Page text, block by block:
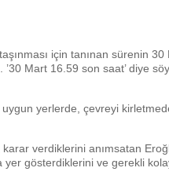
için tanınan sürenin 30
Mart 16.59 son saat’ diye
uygun yerlerde, çevreyi
verdiklerini anımsatan
gösterdiklerini ve gerekli